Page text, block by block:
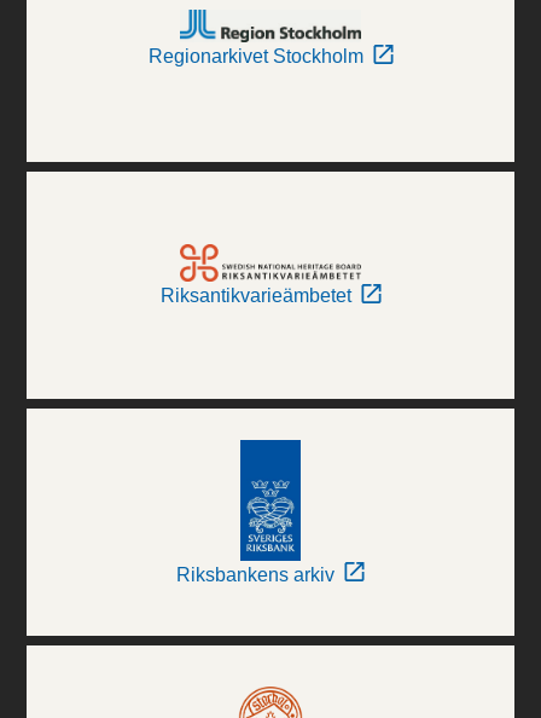
Regionarkivet Stockholm
Riksantikvarieämbetet
Riksbankens arkiv